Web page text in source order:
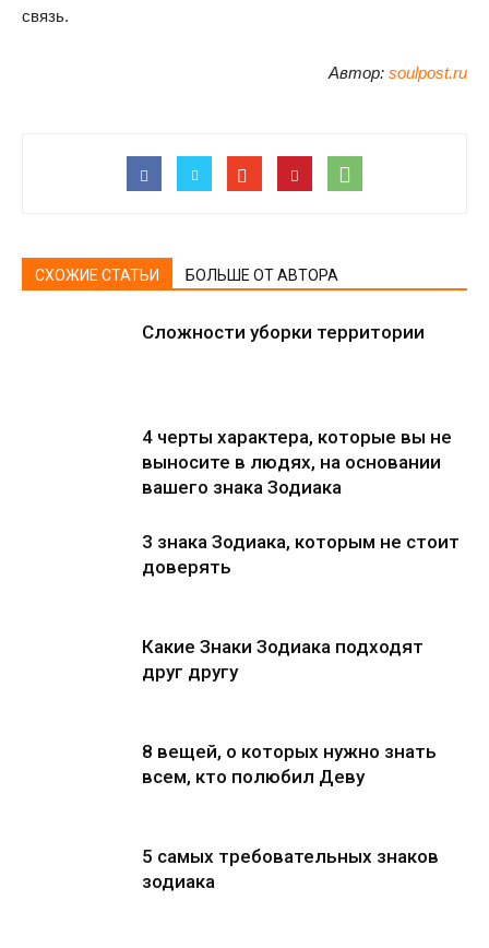
связь.
Автор: soulpost.ru
СХОЖИЕ СТАТЬИ БОЛЬШЕ ОТ АВТОРА
Сложности уборки территории
4 черты характера, которые вы не
выносите в людях, на основании
вашего знака Зодиака
3 знака Зодиака, которым не стоит
доверять
Какие Знаки Зодиака подходят
друг другу
8 вещей, о которых нужно знать
всем, кто полюбил Деву
5 самых требовательных знаков
зодиака